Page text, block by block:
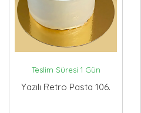
Teslim Süresi 1 Gün
Yazılı Retro Pasta 106.